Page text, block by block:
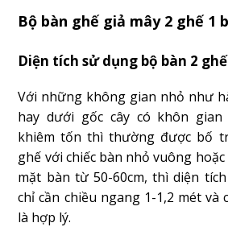
Bộ bàn ghế giả mây 2 ghế 1
Diện tích sử dụng bộ bàn 2
Với những không gian nhỏ như
hay dưới gốc cây có khôn
khiêm tốn thì thường được bố
ghế với chiếc bàn nhỏ vuông
mặt bàn từ 50-60cm, thì diện
chỉ cần chiều ngang 1-1,2 mét và
là hợp lý.